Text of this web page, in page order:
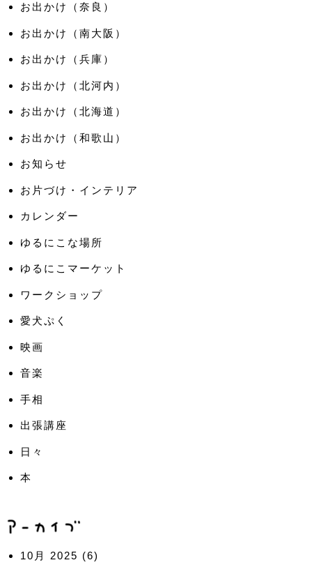
お出かけ（奈良）
お出かけ（南大阪）
お出かけ（兵庫）
お出かけ（北河内）
お出かけ（北海道）
お出かけ（和歌山）
お知らせ
お片づけ・インテリア
カレンダー
ゆるにこな場所
ゆるにこマーケット
ワークショップ
愛犬ぷく
映画
音楽
手相
出張講座
日々
本
10月 2025 (6)